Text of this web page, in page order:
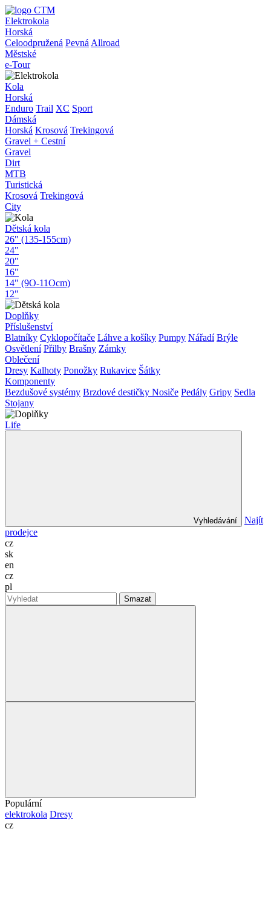
Elektrokola
Horská
Celoodpružená Pevná Allroad
Městské
e-Tour
Kola
Horská
Enduro Trail XC Sport
Dámská
Horská Krosová Trekingová
Gravel + Cestní
Gravel
Dirt
MTB
Turistická
Krosová Trekingová
City
Dětská kola
26" (135-155cm)
24"
20"
16"
14" (9O-11Ocm)
12"
Doplňky
Příslušenství
Blatníky Cyklopočítače Láhve a košíky Pumpy Nářadí Brýle
Osvětlení Přilby Brašny Zámky
Oblečení
Dresy Kalhoty Ponožky Rukavice Šátky
Komponenty
Bezdušové systémy Brzdové destičky Nosiče Pedály Gripy Sedla
Stojany
Life
Vyhledávání
Najít
prodejce
cz
sk
en
cz
pl
Smazat
Populární
elektrokola Dresy
cz